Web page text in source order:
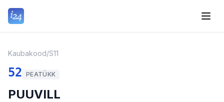
Kaubakood/S11
52 PEATÜKK
PUUVILL